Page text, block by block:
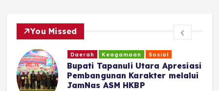
You Missed
Daerah Keagamaan Sosial
‎Bupati Tapanuli Utara Apresiasi
Pembangunan Karakter melalui
JamNas ASM HKBP